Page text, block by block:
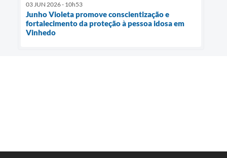
03 JUN 2026 - 10h53
Junho Violeta promove conscientização e
fortalecimento da proteção à pessoa idosa em
Vinhedo